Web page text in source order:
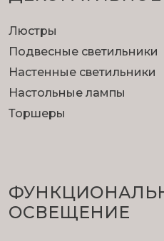
Люстры
Подвесные светильники
Настенные светильники
Настольные лампы
Торшеры
ОСВЕЩЕНИЕ